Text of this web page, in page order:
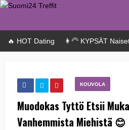
🔥 HOT Dating 👩‍🦳 KYPSÄT
KOUVOLA
Muodokas Tyttö Etsii
Vanhemmista Miehistä 😊